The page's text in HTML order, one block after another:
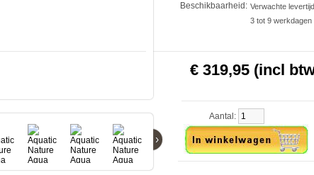
›
Beschikbaarheid: Verwachte
3 tot 9 werkdagen
€ 319,95 (incl
Aantal: